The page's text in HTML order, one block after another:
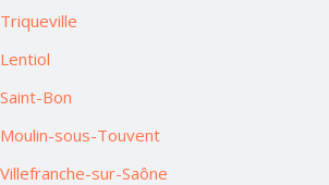
Bon
sous-Touvent
sur-Saône